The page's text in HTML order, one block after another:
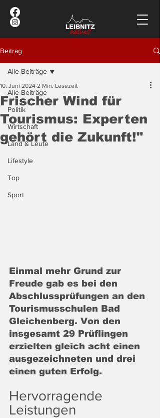
Beitrag
Alle Beiträge
Politik
Wirtschaft
Land & Leute
Lifestyle
Top
Sport
Alle Beiträge
Frischer Wind für
Tourismus: Experten
gehört die Zukunft!"
10. Juni 2024 2 Min. Lesezeit
Einmal mehr Grund zur
Freude gab es bei den
Abschlussprüfungen an den
Tourismusschulen Bad
Gleichenberg. Von den
insgesamt 29 Prüflingen
erzielten gleich acht einen
ausgezeichneten und drei
einen guten Erfolg.
Hervorragende
Leistungen